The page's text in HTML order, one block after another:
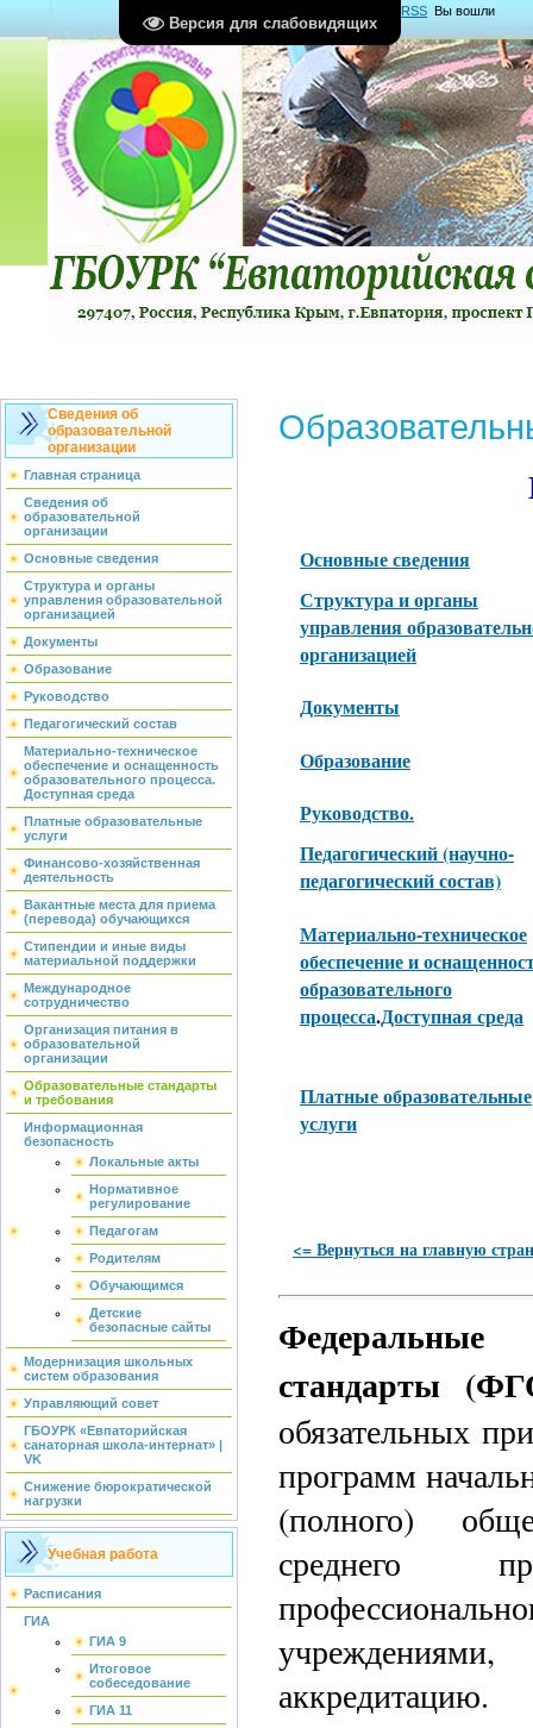
Версия для слабовидящих
RSS Вы вошли
какГость Группа "Гости"
Сведения об
образовательной
организации
Главная страница
Сведения об
образовательной
организации
Основные сведения
Структура и органы
управления образовательной
организацией
Документы
Образование
Руководство
Педагогический состав
Материально-техническое
обеспечение и оснащенность
образовательного процесса.
Доступная среда
Платные образовательные
услуги
Финансово-хозяйственная
деятельность
Вакантные места для приема
(перевода) обучающихся
Стипендии и иные виды
материальной поддержки
Международное
сотрудничество
Организация питания в
образовательной
организации
Образовательные стандарты
и требования
Информационная
безопасность
Локальные акты
Нормативное
регулирование
Педагогам
Родителям
Обучающимся
Детские
безопасные сайты
Модернизация школьных
систем образования
Управляющий совет
ГБОУРК «Евпаторийская
санаторная школа-интернат» |
VK
Снижение бюрократической
нагрузки
Учебная работа
Расписания
ГИА
ГИА 9
Итоговое
собеседование
ГИА 11
Основные сведения
Структура и органы
управления
организацией
Документы
Образование
Руководство.
Педагогический (научно-
педагогический состав)
Материально-техническое
обеспечение и
образовательного
процесса.Доступная среда
Платные образовательные
услуги
<= Вернуться на главную
Федеральные
стандарты
обязательных
программ
(полного)
среднего
аккредитацию.